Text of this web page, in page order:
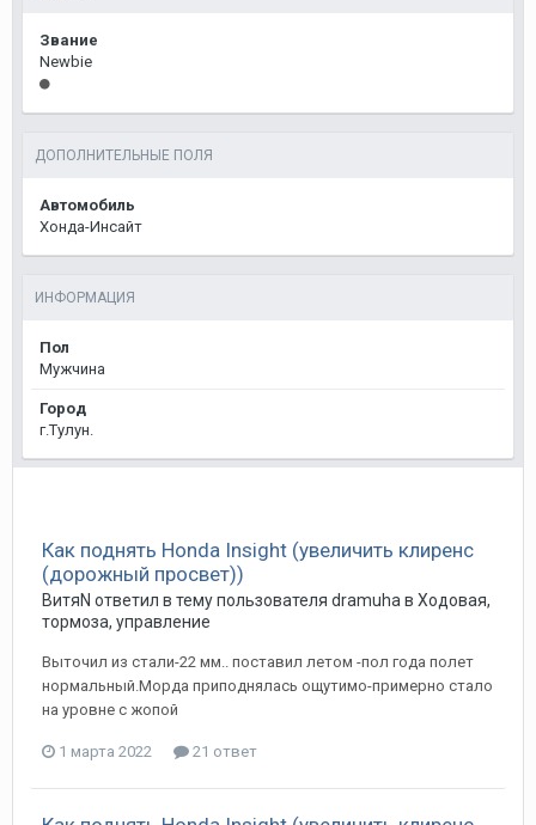
Звание
Newbie
ДОПОЛНИТЕЛЬНЫЕ ПОЛЯ
Автомобиль
Хонда-Инсайт
ИНФОРМАЦИЯ
Пол
Мужчина
Город
г.Тулун.
Как поднять Honda Insight (увеличить клиренс
(дорожный просвет))
ВитяN ответил в тему пользователя dramuha в Ходовая,
тормоза, управление
Выточил из стали-22 мм.. поставил летом -пол года полет
нормальный.Морда приподнялась ощутимо-примерно стало
на уровне с жопой
1 марта 2022 21 ответ